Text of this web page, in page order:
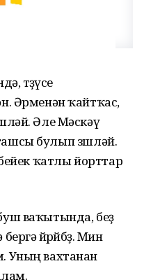
төҙөүсе
Әрменән ҡайтҡас,
Әле Мәскәү
ташсы булып зшләй.
ҡатлы йорттар
ваҡытында, беҙ
йөрөйбөҙ. Мин
Уның вахтанан